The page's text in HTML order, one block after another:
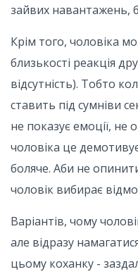
зайвих навантажень,
Крім того, чоловіка
близькості реакція
відсутність). Тобто
ставить під сумніви
не показує емоції, не
чоловіка це
боляче. Аби не
чоловік вибирає
Варіантів, чому
але відразу
цьому коханку -